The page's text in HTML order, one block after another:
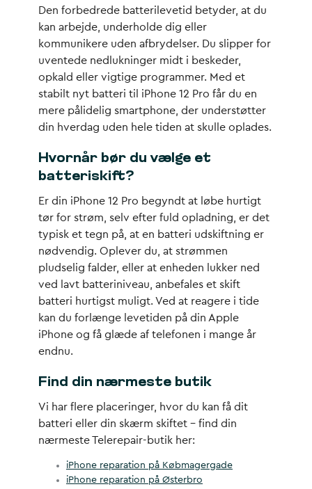
Den forbedrede batterilevetid betyder, at du
kan arbejde, underholde dig eller
kommunikere uden afbrydelser. Du slipper for
uventede nedlukninger midt i beskeder,
opkald eller vigtige programmer. Med et
stabilt nyt batteri til iPhone 12 Pro får du en
mere pålidelig smartphone, der understøtter
din hverdag uden hele tiden at skulle oplades.
Hvornår bør du vælge et
batteriskift?
Er din iPhone 12 Pro begyndt at løbe hurtigt
tør for strøm, selv efter fuld opladning, er det
typisk et tegn på, at en batteri udskiftning er
nødvendig. Oplever du, at strømmen
pludselig falder, eller at enheden lukker ned
ved lavt batteriniveau, anbefales et skift
batteri hurtigst muligt. Ved at reagere i tide
kan du forlænge levetiden på din Apple
iPhone og få glæde af telefonen i mange år
endnu.
Find din nærmeste butik
Vi har flere placeringer, hvor du kan få dit
batteri eller din skærm skiftet – find din
nærmeste Telerepair-butik her:
iPhone reparation på Købmagergade
iPhone reparation på Østerbro